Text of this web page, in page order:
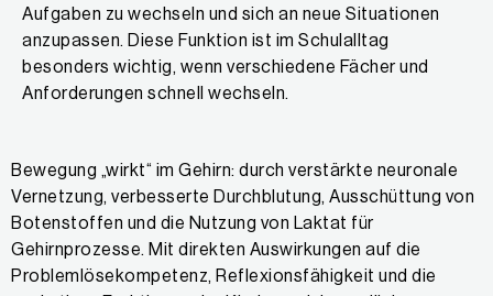
Aufgaben zu wechseln und sich an neue Situationen
anzupassen. Diese Funktion ist im Schulalltag
besonders wichtig, wenn verschiedene Fächer und
Anforderungen schnell wechseln.
Bewegung „wirkt“ im Gehirn: durch verstärkte neuronale
Vernetzung, verbesserte Durchblutung, Ausschüttung von
Botenstoffen und die Nutzung von Laktat für
Gehirnprozesse. Mit direkten Auswirkungen auf die
Problemlösekompetenz, Reflexionsfähigkeit und die